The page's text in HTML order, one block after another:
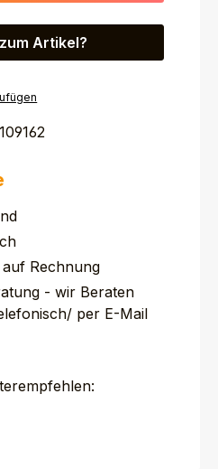
Artikel?
Rechnung
- wir Beraten
per E-Mail